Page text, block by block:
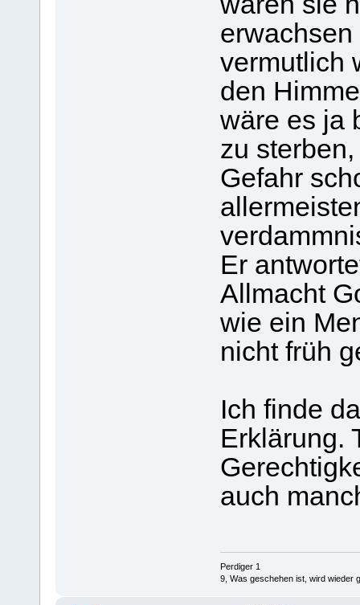
vermutlich
den
wäre es ja
zu
Gefahr
Er
Allmacht
wie ein
nicht früh
Ich finde
Erklärung.
auch
Perdiger 1
9, Was geschehen ist, wird wieder